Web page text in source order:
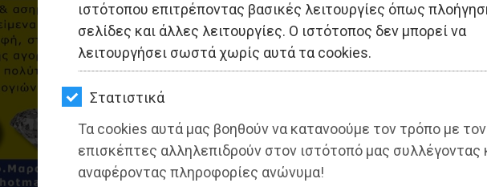
ιστότοπου επιτρέποντας βασικές λειτουργίες όπως
σελίδες και άλλες λειτουργίες. Ο ιστότοπος δεν μπορεί να
λειτουργήσει σωστά χωρίς αυτά τα cookies.
Στατιστικά
Τα cookies αυτά μας βοηθούν να κατανοούμε τον τρόπο με τον
επισκέπτες αλληλεπιδρούν στον ιστότοπό μας συλλέγοντας
αναφέροντας πληροφορίες ανώνυμα!